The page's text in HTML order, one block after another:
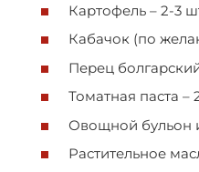
Картофель – 2-3
Кабачок (по
Перец
Томатная паста –
Овощной бульон
Растительное